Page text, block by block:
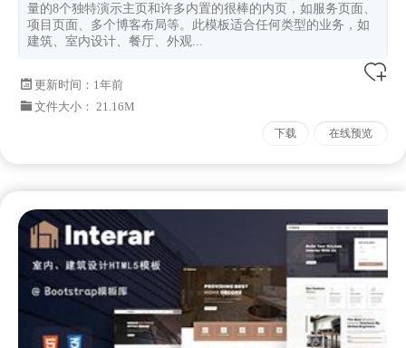
量的8个独特演示主页和许多内置的很棒的内页，如服务页面、
项目页面、多个博客布局等。此模板适合任何类型的业务，如
建筑、室内设计、餐厅、外观...
更新时间： 1年前
文件大小： 21.16M
下载 在线预览